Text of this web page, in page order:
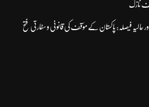
نازک
فیصلہ: پاکستان کے مؤقف کی قانونی و سفارتی فتح